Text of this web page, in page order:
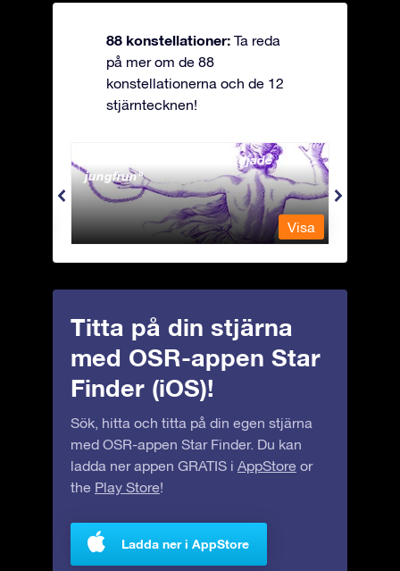
88 konstellationer: Ta reda
på mer om de 88
konstellationerna och de 12
stjärntecknen!
Andromeda - Den fastkedjade
jungfrun
Visa
Titta på din stjärna
med OSR-appen Star
Finder (iOS)!
Sök, hitta och titta på din egen stjärna
med OSR-appen Star Finder. Du kan
ladda ner appen GRATIS i AppStore or
the Play Store!
Ladda ner i AppStore